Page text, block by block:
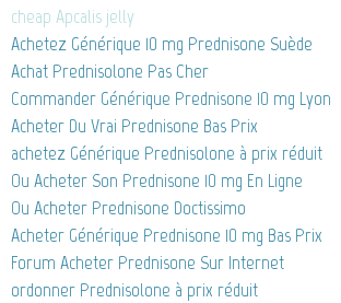
cheap Apcalis jelly
Achetez Générique 10 mg Prednisone Suède
Achat Prednisolone Pas Cher
Commander Générique Prednisone 10 mg Lyon
Acheter Du Vrai Prednisone Bas Prix
achetez Générique Prednisolone à prix réduit
Ou Acheter Son Prednisone 10 mg En Ligne
Ou Acheter Prednisone Doctissimo
Acheter Générique Prednisone 10 mg Bas Prix
Forum Acheter Prednisone Sur Internet
ordonner Prednisolone à prix réduit